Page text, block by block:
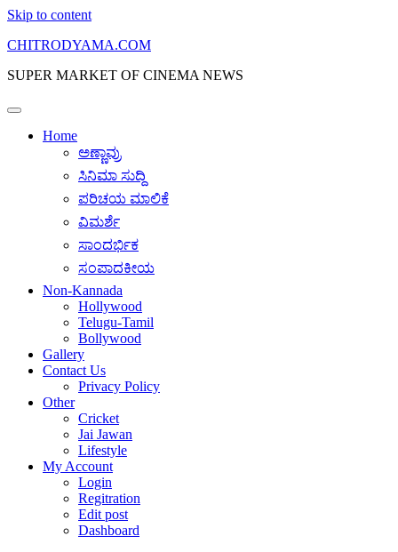
Skip to content
CHITRODYAMA.COM
SUPER MARKET OF CINEMA NEWS
Home
ಅಣ್ಣಾವ್ರು
ಸಿನಿಮಾ ಸುದ್ದಿ
ಪರಿಚಯ ಮಾಲಿಕೆ
ವಿಮರ್ಶೆ
ಸಾಂದರ್ಭಿಕ
ಸಂಪಾದಕೀಯ
Non-Kannada
Hollywood
Telugu-Tamil
Bollywood
Gallery
Contact Us
Privacy Policy
Other
Cricket
Jai Jawan
Lifestyle
My Account
Login
Regitration
Edit post
Dashboard